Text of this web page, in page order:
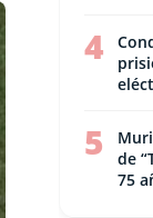
4
5
de
75